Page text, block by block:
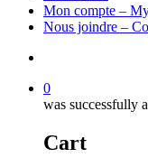
Mon compte –
Nous joindre –
0
was successfully
Cart